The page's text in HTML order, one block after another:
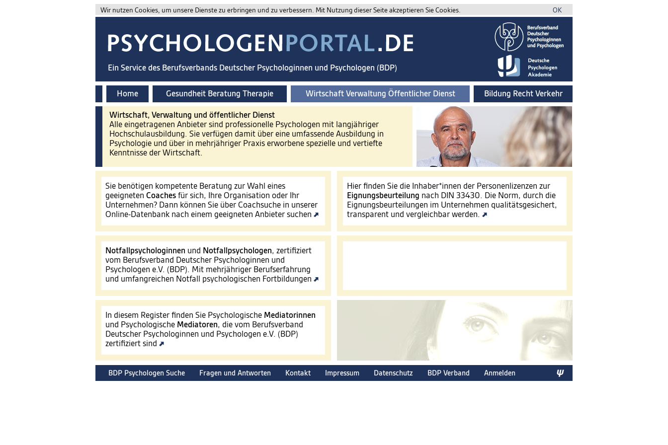
Wir nutzen Cookies, um unsere Dienste zu erbringen und zu verbessern. Mit Nutzung dieser Seite akzeptieren Sie Cookies. OK
Ein Service des Berufsverbands Deutscher Psychologinnen und Psychologen (BDP)
Home Gesundheit Beratung Therapie Wirtschaft Verwaltung Öffentlicher Dienst Bildung Recht Verkehr
Wirtschaft, Verwaltung und öffentlicher Dienst
Alle eingetragenen Anbieter sind professionelle Psychologen mit langjähriger
Hochschulausbildung. Sie verfügen damit über eine umfassende Ausbildung in
Psychologie und über in mehrjähriger Praxis erworbene spezielle und vertiefte
Kenntnisse der Wirtschaft.
Sie benötigen kompetente Beratung zur Wahl eines
geeigneten Coaches für sich, Ihre Organisation oder Ihr
Unternehmen? Dann können Sie über Coachsuche in unserer
Online-Datenbank nach einem geeigneten Anbieter suchen
Hier finden Sie die Inhaber*innen der Personenlizenzen zur
Eignungsbeurteilung nach DIN 33430. Die Norm, durch die
Eignungsbeurteilungen im Unternehmen qualitätsgesichert,
transparent und vergleichbar werden.
Notfallpsychologinnen und Notfallpsychologen, zertifiziert
vom Berufsverband Deutscher Psychologinnen und
Psychologen e.V. (BDP). Mit mehrjähriger Berufserfahrung
und umfangreichen Notfall psychologischen Fortbildungen
In diesem Register finden Sie Psychologische Mediatorinnen
und Psychologische Mediatoren, die vom Berufsverband
Deutscher Psychologinnen und Psychologen e.V. (BDP)
zertifiziert sind
BDP Psychologen Suche Fragen und Antworten Kontakt Impressum Datenschutz BDP Verband Anmelden